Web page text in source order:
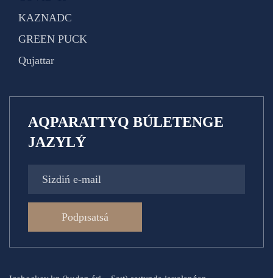
KAZNADC
GREEN PUCK
Qujattar
AQPARATTYQ BÚLETENGE
JAZYLÝ
Podpısatsá